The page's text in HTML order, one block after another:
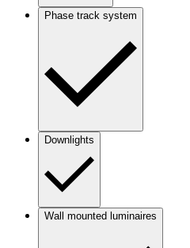
Phase track system
Downlights
Wall mounted luminaires